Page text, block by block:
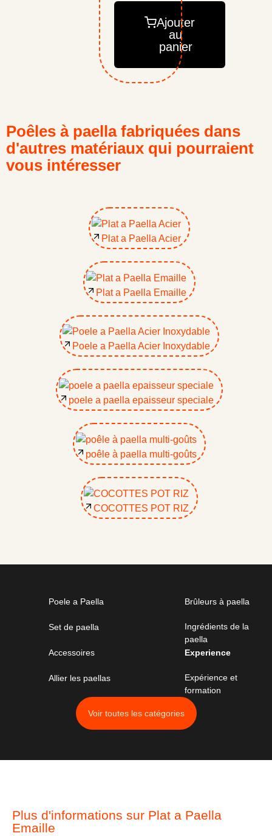
Ajouter
au
panier
Poêles à paella fabriquées dans
d'autres matériaux qui pourraient
vous intéresser
Plat a Paella Acier
Plat a Paella Emaille
Poele a Paella Acier Inoxydable
poele a paella epaisseur speciale
poêle à paella multi-goûts
COCOTTES POT RIZ
Poele a Paella Brûleurs à paella
Set de paella
Ingrédients de la
paella
Accessoires
Experience
Allier les paellas
Expérience et
formation
Voir toutes les catégories
Plus d'informations sur Plat a Paella
Emaille